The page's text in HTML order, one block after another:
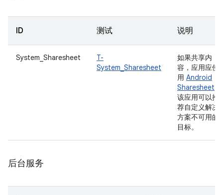
ID 测试 说明
System_Sharesheet
T-
System_Sharesheet
如果共享内
容，应用应使
用 Android
Sharesheet
该应用可以推
荐自定义解决
方案不可用的
目标。
后台服务